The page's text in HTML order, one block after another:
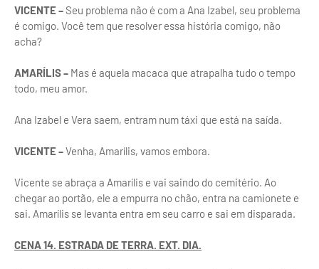
VICENTE – Seu problema não é com a Ana Izabel, seu problema
é comigo. Você tem que resolver essa história comigo, não
acha?
AMARÍLIS – Mas é aquela macaca que atrapalha tudo o tempo
todo, meu amor.
Ana Izabel e Vera saem, entram num táxi que está na saída.
VICENTE –Venha, Amarílis, vamos embora.
Vicente se abraça a Amarílis e vai saindo do cemitério. Ao
chegar ao portão, ele a empurra no chão, entra na camionete e
sai. Amarílis se levanta entra em seu carro e sai em disparada.
CENA 14. ESTRADA DE TERRA. EXT. DIA.